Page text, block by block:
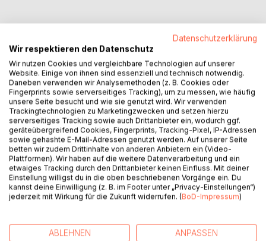
BESCHREIBUNG
Sind Sie arbeitslos? Haben Sie womöglich Kinder und
wollen deshalb keiner Vollzeit-Tätigkeit nachgehen?
Würden Sie sich über ein paar hundert Euros zusätzlich
jeden Monat freuen?
Hunderte Online-Umfrage-Seiten bieten Ihnen die
Möglichkeit an, für Ihre Meinung und Ihr Wissen bezahlt zu
werden. Dabei bieten die meisten nur Cent-Beträge und
taugen höchstens als Lieferant für ein kleines Taschengeld.
Andere bieten für Umfragen, die in 2-3 Stunden zu
Datenschutzerklärung
Wir respektieren den Datenschutz
Wir nutzen Cookies und vergleichbare Technologien auf unserer
Website. Einige von ihnen sind essenziell und technisch notwendig.
Daneben verwenden wir Analysemethoden (z. B. Cookies oder
Fingerprints sowie serverseitiges Tracking), um zu messen, wie häufig
unsere Seite besucht und wie sie genutzt wird. Wir verwenden
Trackingtechnologien zu Marketingzwecken und setzen hierzu
serverseitiges Tracking sowie auch Drittanbieter ein, wodurch ggf.
geräteübergreifend Cookies, Fingerprints, Tracking-Pixel, IP-Adressen
sowie gehashte E-Mail-Adressen genutzt werden. Auf unserer Seite
betten wir zudem Drittinhalte von anderen Anbietern ein (Video-
Plattformen). Wir haben auf die weitere Datenverarbeitung und ein
etwaiges Tracking durch den Drittanbieter keinen Einfluss. Mit deiner
Einstellung willigst du in die oben beschriebenen Vorgänge ein. Du
kannst deine Einwilligung (z. B. im Footer unter „Privacy-Einstellungen“)
jederzeit mit Wirkung für die Zukunft widerrufen. (BoD-Impressum)
ABLEHNEN ANPASSEN